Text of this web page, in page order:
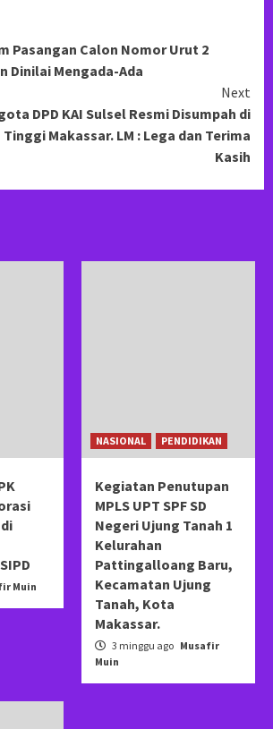
Pasangan Calon Nomor Urut 2
Dinilai Mengada-Ada
Next
DPD KAI Sulsel Resmi Disumpah di
Makassar. LM : Lega dan Terima
Kasih
Muin
NASIONAL PENDIDIKAN
Kegiatan Penutupan
MPLS UPT SPF SD
Negeri Ujung Tanah 1
Kelurahan
Pattingalloang Baru,
Kecamatan Ujung
Tanah, Kota
Makassar.
3 minggu ago Musafir
Muin